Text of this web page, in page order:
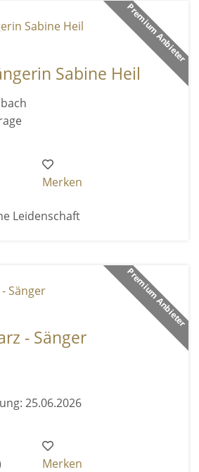
Premium Anbieter
Sabine Heil
Merken
Leidenschaft
Premium Anbieter
- Sänger
25.06.2026
Merken